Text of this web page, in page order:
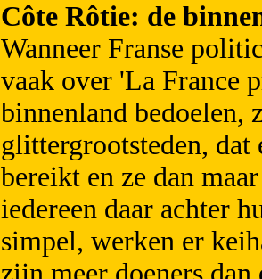
Côte Rôtie: de
Wanneer Franse
vaak over 'La France
binnenland bedoelen,
glittergrootsteden, dat
bereikt en ze dan
iedereen daar achter
simpel, werken er